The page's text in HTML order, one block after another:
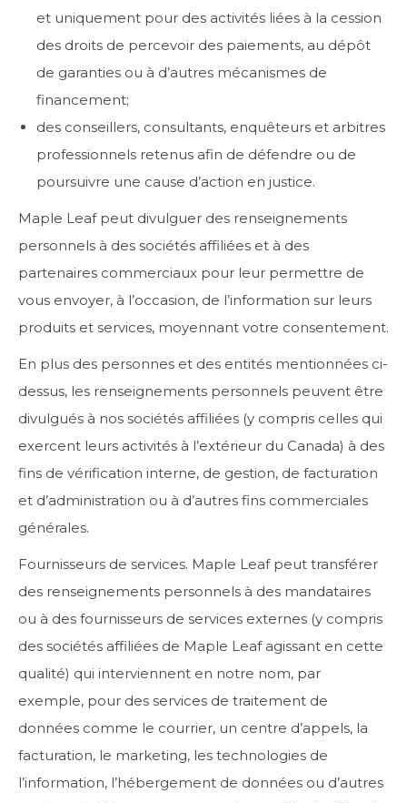
et uniquement pour des activités liées à la cession
des droits de percevoir des paiements, au dépôt
de garanties ou à d’autres mécanismes de
financement;
des conseillers, consultants, enquêteurs et arbitres
professionnels retenus afin de défendre ou de
poursuivre une cause d’action en justice.
Maple Leaf peut divulguer des renseignements
personnels à des sociétés affiliées et à des
partenaires commerciaux pour leur permettre de
vous envoyer, à l’occasion, de l’information sur leurs
produits et services, moyennant votre consentement.
En plus des personnes et des entités mentionnées ci-
dessus, les renseignements personnels peuvent être
divulgués à nos sociétés affiliées (y compris celles qui
exercent leurs activités à l’extérieur du Canada) à des
fins de vérification interne, de gestion, de facturation
et d’administration ou à d’autres fins commerciales
générales.
Fournisseurs de services. Maple Leaf peut transférer
des renseignements personnels à des mandataires
ou à des fournisseurs de services externes (y compris
des sociétés affiliées de Maple Leaf agissant en cette
qualité) qui interviennent en notre nom, par
exemple, pour des services de traitement de
données comme le courrier, un centre d’appels, la
facturation, le marketing, les technologies de
l’information, l’hébergement de données ou d’autres